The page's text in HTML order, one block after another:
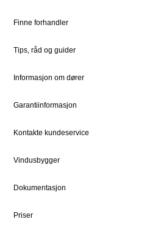
STØTTE
Kundeservice
Kontakt
Vedlikehold
FOR PROFF
Natre Express
Reklamasjon
Finne forhandler
Tips, råd og guider
Informasjon om dører
Garantiinformasjon
Kontakte kundeservice
Vindusbygger
Dokumentasjon
Priser